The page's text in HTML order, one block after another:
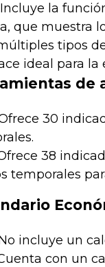
la
que muestra
tipos
ideal para la
de
30
38
temporales
incluye un
con un